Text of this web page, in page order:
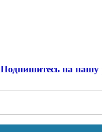
Подпишитесь на нашу